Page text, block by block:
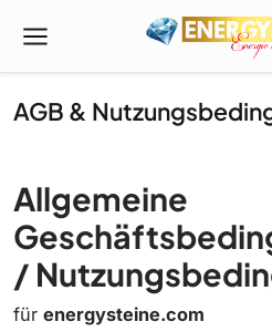
AGB &
Allgemeine
/
für energysteine.com